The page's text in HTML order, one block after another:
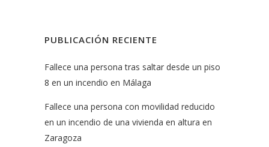
PUBLICACIÓN RECIENTE
Fallece una persona tras saltar desde un piso
8 en un incendio en Málaga
Fallece una persona con movilidad reducido
en un incendio de una vivienda en altura en
Zaragoza